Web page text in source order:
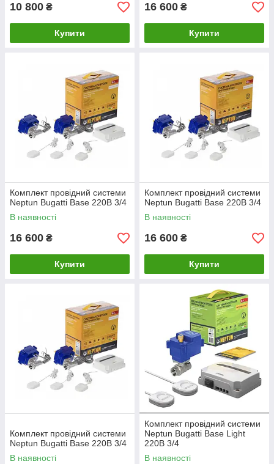
10 800 ₴
Купити
16 600 ₴
Купити
Комплект провідний системи
Neptun Bugatti Base 220B 3/4
В наявності
16 600 ₴
Купити
Комплект провідний системи
Neptun Bugatti Base 220B 3/4
В наявності
16 600 ₴
Купити
Комплект провідний системи
Neptun Bugatti Base 220B 3/4
В наявності
Комплект провідний системи
Neptun Bugatti Base Light
220В 3/4
В наявності